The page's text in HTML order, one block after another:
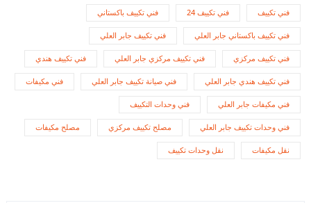
فني تكييف فني تكييف 24 فني تكييف باكستاني
فني تكييف باكستاني جابر العلي فني تكييف جابر العلي
فني تكييف مركزي فني تكييف مركزي جابر العلي فني تكييف هندي
فني تكييف هندي جابر العلي فني صيانة تكييف جابر العلي فني مكيفات
فني مكيفات جابر العلي فني وحدات التكييف
فني وحدات تكييف جابر العلي مصلح تكييف مركزي مصلح مكيفات
نقل مكيفات نقل وحدات تكييف